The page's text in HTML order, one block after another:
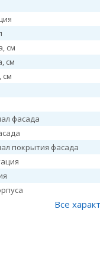
см
см
см
фасада
покрытия фасада
Все